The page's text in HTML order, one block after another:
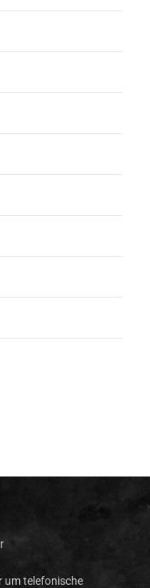
um telefonische